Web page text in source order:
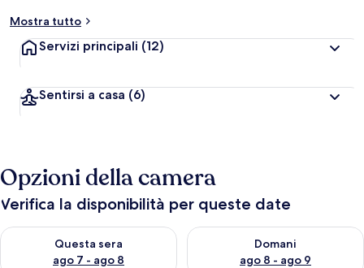
z
l
t
e
Mostra tutto
Servizi principali (12)
Sentirsi a casa (6)
Opzioni della camera
Verifica la disponibilità per queste date
Questa sera
ago 7 - ago 8
Verifica la disponibilità per questa sera, ago 7 - ago 8
Domani
ago 8 - ago 9
Verifica la disponibilità per